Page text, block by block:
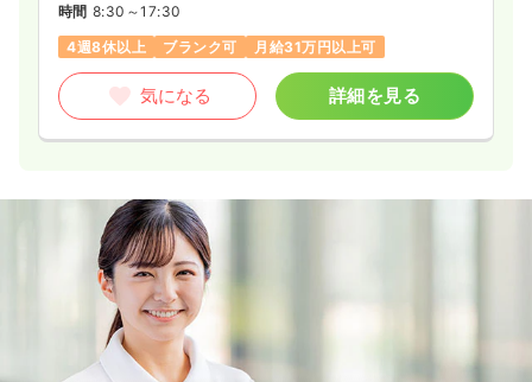
時間 8:30～17:30
4週8休以上
ブランク可 月給31万円以上可
気になる 詳細を見る